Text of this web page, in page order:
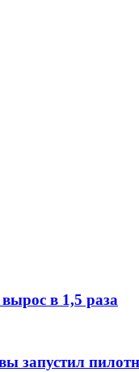
в 1,5 раза
запустил